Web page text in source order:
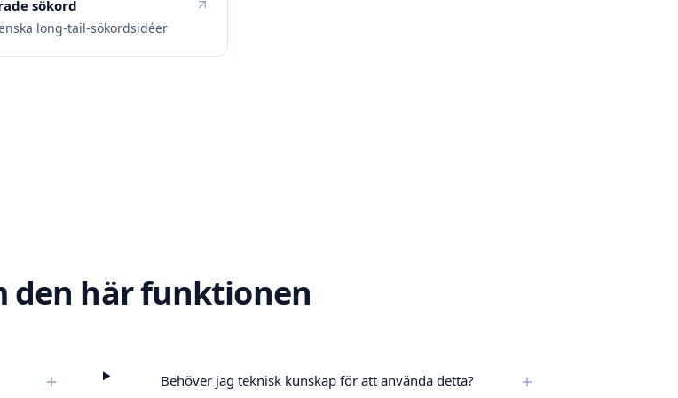
sökord
long-tail-sökordsidéer
den här funktionen
Behöver jag teknisk kunskap för att använda detta?